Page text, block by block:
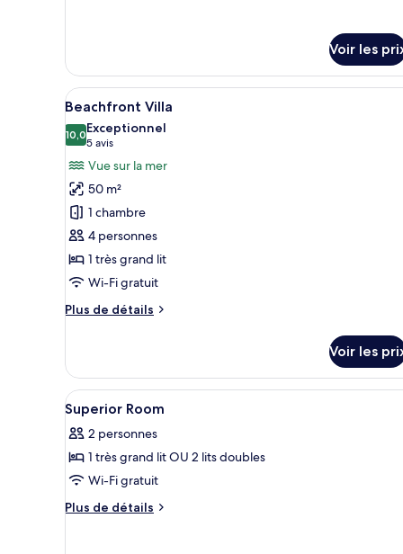
de
chambre
Garden
Voir les
Afficher
toutes
les
photos
pour
ce
type
de
chambre :
Beachfront
Villa
Une vue sur la plage depuis
13
Beachfront Villa
10,010,0 sur 10
Exceptionnel
5 avis
(5 avis)
Vue sur la mer
50 m²
1 chambre
4 personnes
1 très grand lit
Wi-Fi gratuit
Plus de détails
Plus
le
type
de
chambre
Beachfront
Villa
Voir les
Afficher
toutes
les
photos
pour
ce
Bureau, rideaux occultants,
5
Superior Room
2 personnes
1 très grand lit OU 2 lits doubles
Wi-Fi gratuit
Plus de détails
Plus